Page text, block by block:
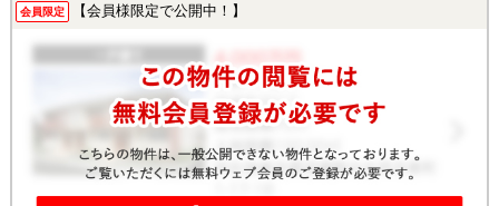
会員限定 【会員様限定で公開中！】